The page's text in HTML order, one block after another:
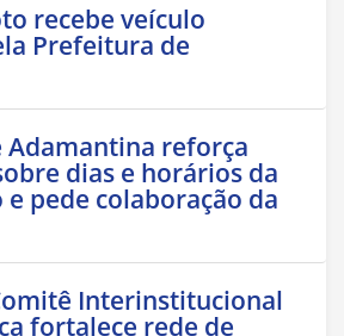
recebe veículo
Prefeitura de
Adamantina reforça
dias e horários da
pede colaboração da
Interinstitucional
fortalece rede de